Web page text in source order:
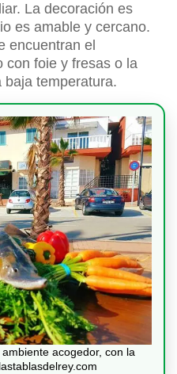
La decoración es
es amable y cercano.
encuentran el
con foie y fresas o la
baja temperatura.
acogedor, con la